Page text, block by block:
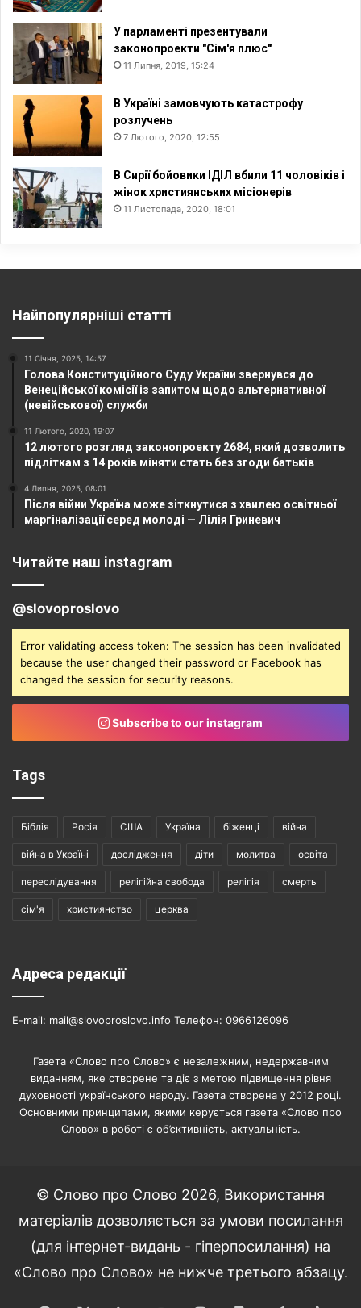
У парламенті презентували
законопроекти "Сім'я плюс"
11 Липня, 2019, 15:24
В Україні замовчують катастрофу
розлучень
7 Лютого, 2020, 12:55
В Сирії бойовики ІДІЛ вбили 11 чоловіків і
жінок християнських місіонерів
11 Листопада, 2020, 18:01
Найпопулярніші статті
11 Січня, 2025, 14:57
Голова Конституційного Суду України звернувся до
Венеційської комісії із запитом щодо альтернативної
(невійськової) служби
11 Лютого, 2020, 19:07
12 лютого розгляд законопроекту 2684, який дозволить
підліткам з 14 років міняти стать без згоди батьків
4 Липня, 2025, 08:01
Після війни Україна може зіткнутися з хвилею освітньої
маргіналізації серед молоді — Лілія Гриневич
Читайте наш instagram
@slovoproslovo
Error validating access token: The session has been invalidated
because the user changed their password or Facebook has
changed the session for security reasons.
Subscribe to our instagram
Tags
Біблія Росія США Україна біженці війна
війна в Україні дослідження діти молитва освіта
переслідування релігійна свобода релігія смерть
сім'я християнство церква
Адреса редакції
E-mail: mail@slovoproslovo.info Телефон: 0966126096
Газета «Слово про Слово» є незалежним, недержавним
виданням, яке створене та діє з метою підвищення рівня
духовності українського народу. Газета створена у 2012 році.
Основними принципами, якими керується газета «Слово про
Слово» в роботі є об’єктивність, актуальність.
© Слово про Слово 2026, Використання
матеріалів дозволяється за умови посилання
(для інтернет-видань - гіперпосилання) на
«Слово про Слово» не нижче третього абзацу.